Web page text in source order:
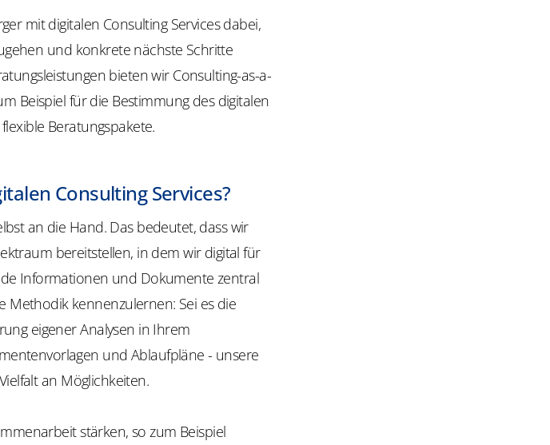
mit digitalen Consulting Services dabei,
und konkrete nächste Schritte
bieten wir Consulting-as-a-
Beispiel für die Bestimmung des digitalen
Beratungspakete.
Consulting Services?
an die Hand. Das bedeutet, dass wir
bereitstellen, in dem wir digital für
Informationen und Dokumente zentral
Methodik kennenzulernen: Sei es die
eigener Analysen in Ihrem
und Ablaufpläne - unsere
an Möglichkeiten.
stärken, so zum Beispiel